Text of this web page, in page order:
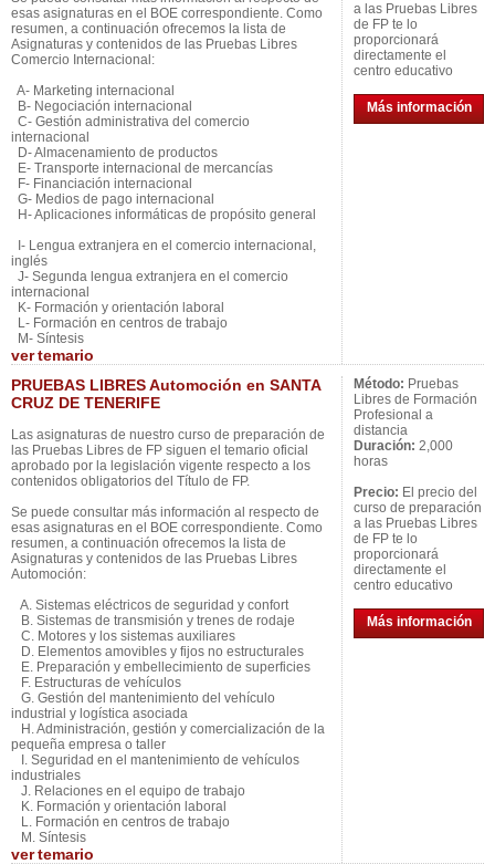
esas asignaturas en el BOE correspondiente. Como
resumen, a continuación ofrecemos la lista de
Asignaturas y contenidos de las Pruebas Libres
Comercio Internacional:
A- Marketing internacional
B- Negociación internacional
C- Gestión administrativa del comercio
internacional
D- Almacenamiento de productos
E- Transporte internacional de mercancías
F- Financiación internacional
G- Medios de pago internacional
H- Aplicaciones informáticas de propósito general
I- Lengua extranjera en el comercio internacional,
inglés
J- Segunda lengua extranjera en el comercio
internacional
K- Formación y orientación laboral
L- Formación en centros de trabajo
M- Síntesis
vertemario
a las Pruebas Libres
de FP te lo
proporcionará
directamente el
centro educativo
Más información
PRUEBAS LIBRES Automoción en SANTA
CRUZ DE TENERIFE
Las asignaturas de nuestro curso de preparación de
las Pruebas Libres de FP siguen el temario oficial
aprobado por la legislación vigente respecto a los
contenidos obligatorios del Título de FP.
Se puede consultar más información al respecto de
esas asignaturas en el BOE correspondiente. Como
resumen, a continuación ofrecemos la lista de
Asignaturas y contenidos de las Pruebas Libres
Automoción:
A. Sistemas eléctricos de seguridad y confort
B. Sistemas de transmisión y trenes de rodaje
C. Motores y los sistemas auxiliares
D. Elementos amovibles y fijos no estructurales
E. Preparación y embellecimiento de superficies
F. Estructuras de vehículos
G. Gestión del mantenimiento del vehículo
industrial y logística asociada
H. Administración, gestión y comercialización de la
pequeña empresa o taller
I. Seguridad en el mantenimiento de vehículos
industriales
J. Relaciones en el equipo de trabajo
K. Formación y orientación laboral
L. Formación en centros de trabajo
M. Síntesis
vertemario
Método: Pruebas
Libres de Formación
Profesional a
distancia
Duración: 2,000
horas
Precio: El precio del
curso de preparación
a las Pruebas Libres
de FP te lo
proporcionará
directamente el
centro educativo
Más información